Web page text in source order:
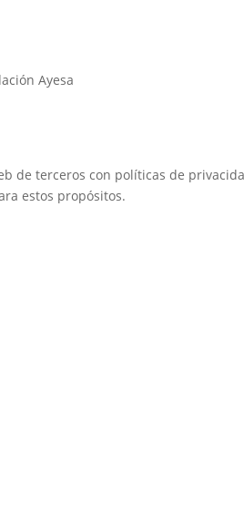
Ayesa
de terceros con políticas de
estos propósitos.